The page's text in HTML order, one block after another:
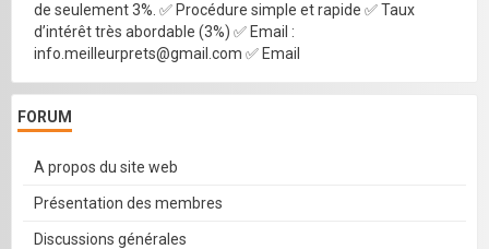
de seulement 3%. ✅ Procédure simple et rapide ✅ Taux
d’intérêt très abordable (3%) ✅ Email :
info.meilleurprets@gmail.com ✅ Email
FORUM
A propos du site web
Présentation des membres
Discussions générales